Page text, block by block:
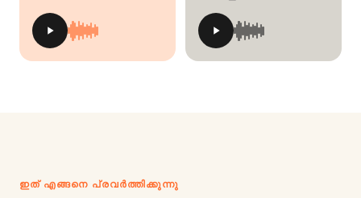
ഇത് എങ്ങനെ പ്രവർത്തിക്കുന്നു